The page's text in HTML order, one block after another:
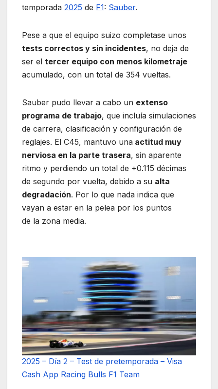
temporada 2025 de F1: Sauber.
Pese a que el equipo suizo completase unos
tests correctos y sin incidentes, no deja de
ser el tercer equipo con menos kilometraje
acumulado, con un total de 354 vueltas.
Sauber pudo llevar a cabo un extenso
programa de trabajo, que incluía simulaciones
de carrera, clasificación y configuración de
reglajes. El C45, mantuvo una actitud muy
nerviosa en la parte trasera, sin aparente
ritmo y perdiendo un total de +0.115 décimas
de segundo por vuelta, debido a su alta
degradación. Por lo que nada indica que
vayan a estar en la pelea por los puntos
de la zona media.
2025 – Día 2 – Test de pretemporada – Visa
Cash App Racing Bulls F1 Team